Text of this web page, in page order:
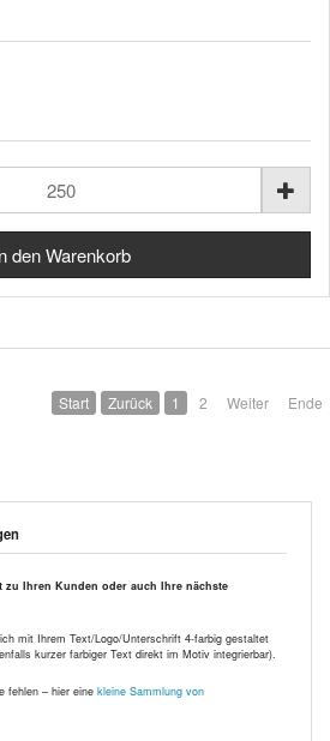
Start Zurück 1 2 Weiter Ende
zu Ihren Kunden oder auch Ihre nächste
mit Ihrem Text/Logo/Unterschrift 4-farbig gestaltet
kurzer farbiger Text direkt im Motiv integrierbar).
fehlen – hier eine kleine Sammlung von